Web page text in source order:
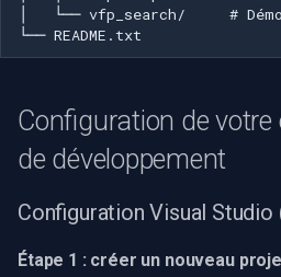
Obtenir de l'aide
Conclusion
Configuration de
de développement
Configuration Visual Studio
Étape 1 : créer un nouveau